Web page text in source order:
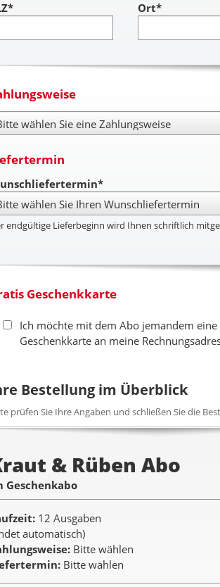
Ort*
endgültige Lieferbeginn wird Ihnen schriftlich
Geschenkkarte
Ich möchte mit dem Abo jemandem
Geschenkkarte an meine
Bestellung im Überblick
prüfen Sie Ihre Angaben und schließen Sie die
& Rüben Abo
Geschenkabo
12 Ausgaben
automatisch)
Bitte wählen
Bitte wählen